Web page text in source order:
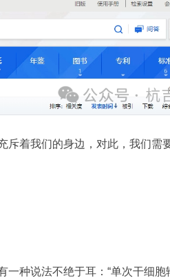
着我们的身边，对此，我们需
种说法不绝于耳：“单次干细